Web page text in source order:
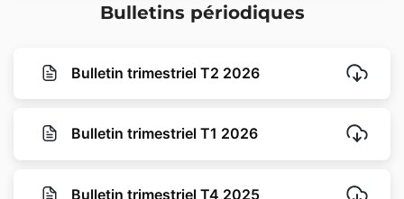
Bulletins périodiques
Bulletin trimestriel T2 2026
Bulletin trimestriel T1 2026
Bulletin trimestriel T4 2025